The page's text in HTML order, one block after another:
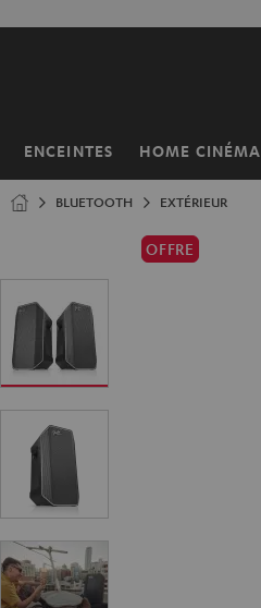
ENCEINTES HOME CINÉMA
Page
BLUETOOTH EXTÉRIEUR
OFFRE